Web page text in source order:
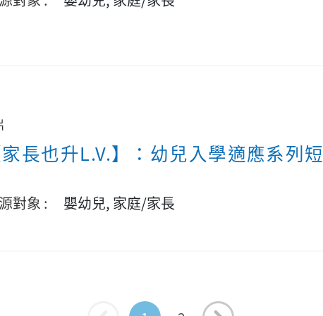
長也升L.V.】：幼兒入學適應系列短
對象 : 嬰幼兒, 家庭/家長